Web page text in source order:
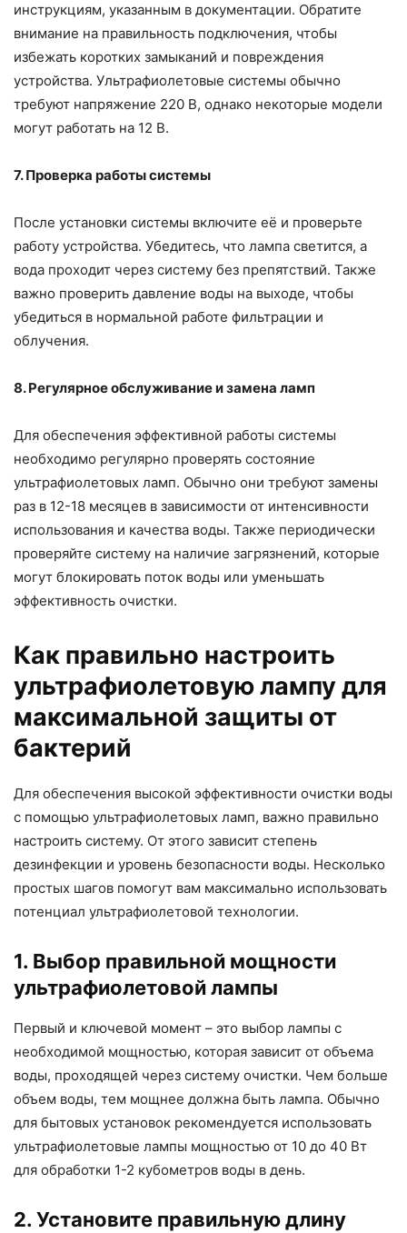
инструкциям, указанным в документации. Обратите
внимание на правильность подключения, чтобы
избежать коротких замыканий и повреждения
устройства. Ультрафиолетовые системы обычно
требуют напряжение 220 В, однако некоторые модели
могут работать на 12 В.
7. Проверка работы системы
После установки системы включите её и проверьте
работу устройства. Убедитесь, что лампа светится, а
вода проходит через систему без препятствий. Также
важно проверить давление воды на выходе, чтобы
убедиться в нормальной работе фильтрации и
облучения.
8. Регулярное обслуживание и замена ламп
Для обеспечения эффективной работы системы
необходимо регулярно проверять состояние
ультрафиолетовых ламп. Обычно они требуют замены
раз в 12-18 месяцев в зависимости от интенсивности
использования и качества воды. Также периодически
проверяйте систему на наличие загрязнений, которые
могут блокировать поток воды или уменьшать
эффективность очистки.
Как правильно настроить
ультрафиолетовую лампу для
максимальной защиты от
бактерий
Для обеспечения высокой эффективности очистки воды
с помощью ультрафиолетовых ламп, важно правильно
настроить систему. От этого зависит степень
дезинфекции и уровень безопасности воды. Несколько
простых шагов помогут вам максимально использовать
потенциал ультрафиолетовой технологии.
1. Выбор правильной мощности
ультрафиолетовой лампы
Первый и ключевой момент – это выбор лампы с
необходимой мощностью, которая зависит от объема
воды, проходящей через систему очистки. Чем больше
объем воды, тем мощнее должна быть лампа. Обычно
для бытовых установок рекомендуется использовать
ультрафиолетовые лампы мощностью от 10 до 40 Вт
для обработки 1-2 кубометров воды в день.
2. Установите правильную длину